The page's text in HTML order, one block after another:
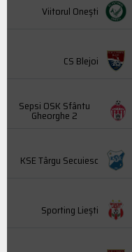
Viitorul Onești
CS Blejoi
Sepsi OSK Sfântu
Gheorghe 2
KSE Târgu Secuiesc
Sporting Liești